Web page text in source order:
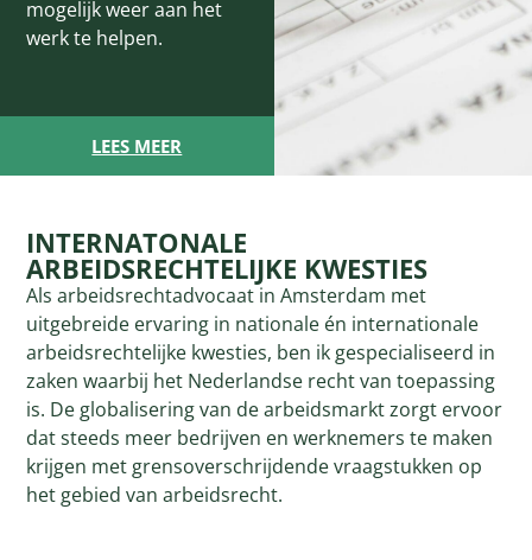
mogelijk weer aan het
werk te helpen.
LEES MEER
INTERNATONALE
ARBEIDSRECHTELIJKE KWESTIES
Als arbeidsrechtadvocaat in Amsterdam met
uitgebreide ervaring in nationale én internationale
arbeidsrechtelijke kwesties, ben ik gespecialiseerd in
zaken waarbij het Nederlandse recht van toepassing
is. De globalisering van de arbeidsmarkt zorgt ervoor
dat steeds meer bedrijven en werknemers te maken
krijgen met grensoverschrijdende vraagstukken op
het gebied van arbeidsrecht.